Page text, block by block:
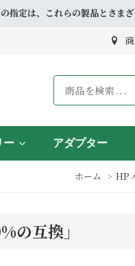
定は、これらの製品とさま
ー アダプター
ホーム HP
互換」